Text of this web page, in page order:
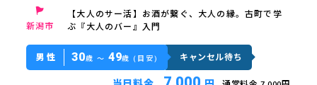
新潟市
【大人のサー活】お酒が繋ぐ、大人の縁。古町で学
ぶ『大人のバー』入門
男性 30歳 〜 49歳 (目安) キャンセル待ち